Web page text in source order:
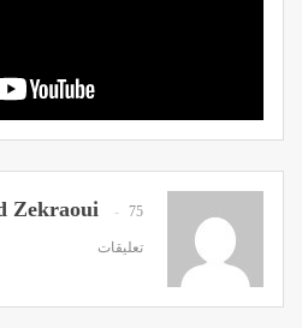
Zekraoui 75 المشاركات
تعليقات